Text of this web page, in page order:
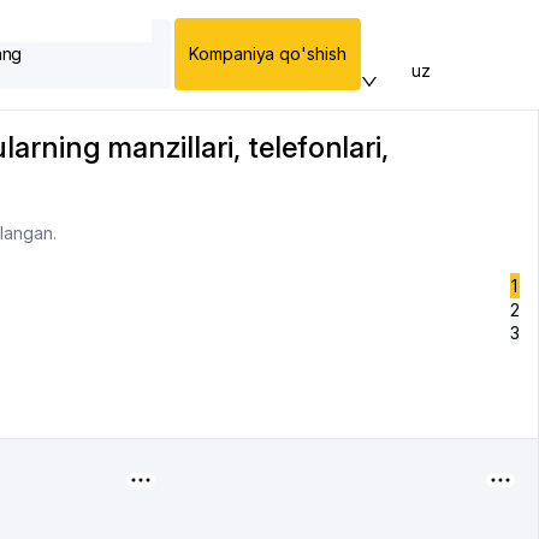
Kompaniya qo'shish
uz
manzillari, telefonlari,
1
2
3